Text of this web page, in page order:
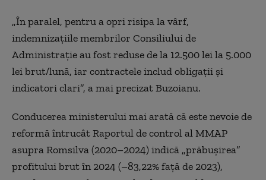
„În paralel, pentru a opri risipa la vârf,
indemnizaţiile membrilor Consiliului de
Administraţie au fost reduse de la 12.500 lei la 5.000
lei brut/lună, iar contractele includ obligaţii şi
indicatori clari”, a mai precizat Buzoianu.
Conducerea ministerului mai arată că este nevoie de
reformă întrucât Raportul de control al MMAP
asupra Romsilva (2020–2024) indică „prăbuşirea”
profitului brut în 2024 (–83,22% faţă de 2023),